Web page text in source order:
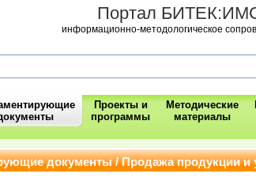
Портал
информационно-методологическое
Проекты и
программы
Методические
материалы
документы / Продажа продукции и